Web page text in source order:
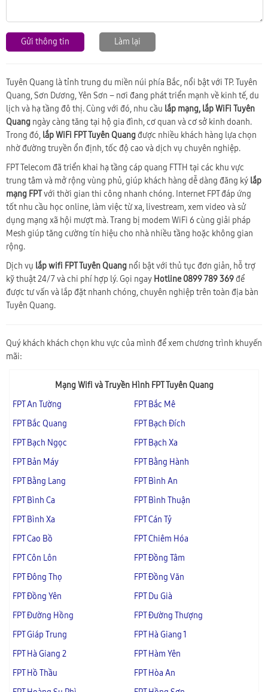
Gửi thông tin Làm lại
Tuyên Quang là tỉnh trung du miền núi phía Bắc, nổi bật với TP. Tuyên
Quang, Sơn Dương, Yên Sơn – nơi đang phát triển mạnh về kinh tế, du
lịch và hạ tầng đô thị. Cùng với đó, nhu cầu lắp mạng, lắp WiFi Tuyên
Quang ngày càng tăng tại hộ gia đình, cơ quan và cơ sở kinh doanh.
Trong đó, lắp WiFi FPT Tuyên Quangđược nhiều khách hàng lựa chọn
nhờ đường truyền ổn định, tốc độ cao và dịch vụ chuyên nghiệp.
FPT Telecom đã triển khai hạ tầng cáp quang FTTH tại các khu vực
trung tâm và mở rộng vùng phủ, giúp khách hàng dễ dàng đăng ký lắp
mạng FPTvới thời gian thi công nhanh chóng. Internet FPT đáp ứng
tốt nhu cầu học online, làm việc từ xa, livestream, xem video và sử
dụng mạng xã hội mượt mà. Trang bị modem WiFi 6 cùng giải pháp
Mesh giúp tăng cường tín hiệu cho nhà nhiều tầng hoặc không gian
rộng.
Dịch vụ lắp wifi FPT Tuyên Quang nổi bật với thủ tục đơn giản, hỗ trợ
kỹ thuật 24/7 và chi phí hợp lý. Gọi ngay Hotline 0899 789 369để
được tư vấn và lắp đặt nhanh chóng, chuyên nghiệp trên toàn địa bàn
Tuyên Quang.
Quý khách khách chọn khu vực của mình để xem chương trình khuyến
mãi:
Mạng Wifi và Truyền Hình FPT Tuyên Quang
FPT An Tường
FPT Bắc Mê
FPT Bắc Quang
FPT Bạch Đích
FPT Bạch Ngọc
FPT Bạch Xa
FPT Bản Máy
FPT Bằng Hành
FPT Bằng Lang
FPT Bình An
FPT Bình Ca
FPT Bình Thuận
FPT Bình Xa
FPT Cán Tỷ
FPT Cao Bồ
FPT Chiêm Hóa
FPT Côn Lôn
FPT Đồng Tâm
FPT Đông Thọ
FPT Đồng Văn
FPT Đồng Yên
FPT Du Già
FPT Đường Hồng
FPT Đường Thượng
FPT Giáp Trung
FPT Hà Giang 1
FPT Hà Giang 2
FPT Hàm Yên
FPT Hồ Thầu
FPT Hòa An